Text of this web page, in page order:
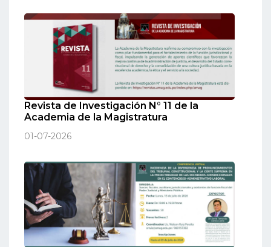
Revista de Investigación N° 11 de la
Academia de la Magistratura
01-07-2026